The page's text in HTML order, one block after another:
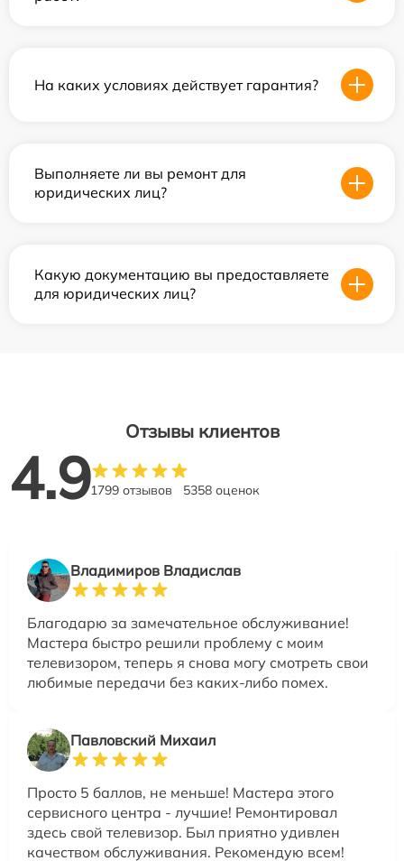
На каких условиях действует гарантия?
Выполняете ли вы ремонт для
юридических лиц?
Какую документацию вы предоставляете
для юридических лиц?
Отзывы клиентов
4.91799 отзывов 5358 оценок
Владимиров Владислав
Благодарю за замечательное обслуживание!
Мастера быстро решили проблему с моим
телевизором, теперь я снова могу смотреть свои
любимые передачи без каких-либо помех.
Павловский Михаил
Просто 5 баллов, не меньше! Мастера этого
сервисного центра - лучшие! Ремонтировал
здесь свой телевизор. Был приятно удивлен
качеством обслуживания. Рекомендую всем!